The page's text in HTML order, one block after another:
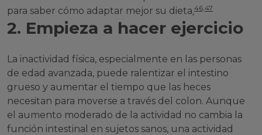
para saber cómo adaptar mejor su dieta.46,47
2. Empieza a hacer ejercicio
La inactividad física, especialmente en las personas
de edad avanzada, puede ralentizar el intestino
grueso y aumentar el tiempo que las heces
necesitan para moverse a través del colon. Aunque
el aumento moderado de la actividad no cambia la
función intestinal en sujetos sanos, una actividad